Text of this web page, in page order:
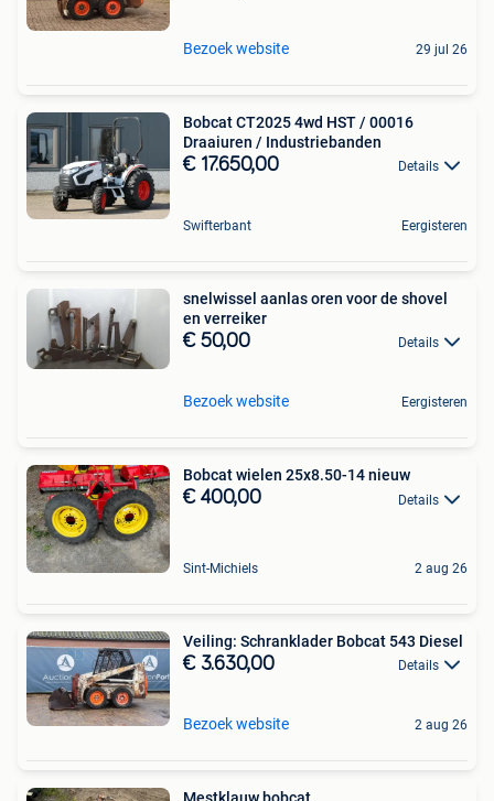
Bezoek website 29 jul 26
Bobcat CT2025 4wd HST / 00016
Draaiuren / Industriebanden
€ 17.650,00 Details
Swifterbant Eergisteren
snelwissel aanlas oren voor de shovel
en verreiker
€ 50,00 Details
Bezoek website Eergisteren
Bobcat wielen 25x8.50-14 nieuw
€ 400,00 Details
Sint-Michiels 2 aug 26
Veiling: Schranklader Bobcat 543 Diesel
€ 3.630,00 Details
Bezoek website 2 aug 26